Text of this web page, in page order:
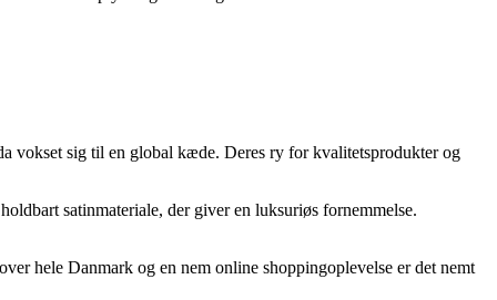
vokset sig til en global kæde. Deres ry for kvalitetsprodukter og
satinmateriale, der giver en luksuriøs fornemmelse.
hele Danmark og en nem online shoppingoplevelse er det nemt